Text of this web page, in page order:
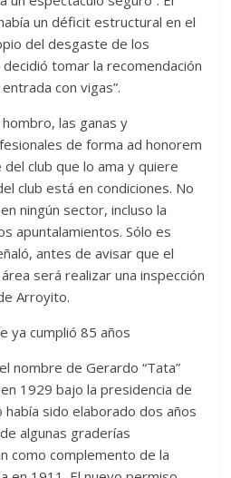
un déficit estructural en el
del desgaste de los
tomar la recomendación
con vigas”.
las ganas y
de forma ad honorem
club que lo ama y quiere
club está en condiciones. No
ningún sector, incluso la
apuntalamientos. Sólo es
antes de avisar que el
será realizar una inspección
Arroyito.
ya cumplió 85 años
nombre de Gerardo “Tata”
1929 bajo la presidencia de
sido elaborado dos años
algunas graderías
como complemento de la